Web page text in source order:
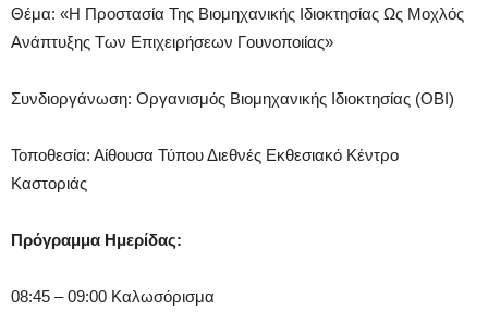
Θέμα: «Η Προστασία Της Βιομηχανικής Ιδιοκτησίας Ως Μοχλός
Ανάπτυξης Των Επιχειρήσεων Γουνοποιίας»
Συνδιοργάνωση: Οργανισμός Βιομηχανικής Ιδιοκτησίας (ΟΒΙ)
Τοποθεσία: Αίθουσα Τύπου Διεθνές Εκθεσιακό Κέντρο
Καστοριάς
Πρόγραμμα Ημερίδας:
08:45 – 09:00 Καλωσόρισμα